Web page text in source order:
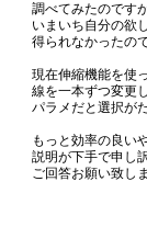
調べてみたのです
いまいち自分の欲
得られなかったの
現在伸縮機能を使
線を一本ずつ変更
パラメだと選択が
もっと効率の良い
説明が下手で申し
ご回答お願い致しま